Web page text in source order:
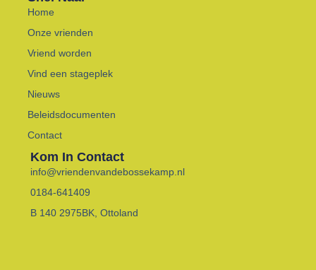
Home
Onze vrienden
Vriend worden
Vind een stageplek
Nieuws
Beleidsdocumenten
Contact
Kom In Contact
info@vriendenvandebossekamp.nl
0184-641409
B 140 2975BK, Ottoland